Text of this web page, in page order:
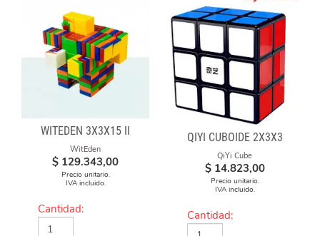
WITEDEN 3X3X15 II
WitEden
$ 129.343,00
Precio unitario.
IVA incluido.
Cantidad:
QIYI CUBOIDE 2X3X3
QiYi Cube
$ 14.823,00
Precio unitario.
IVA incluido.
Cantidad: